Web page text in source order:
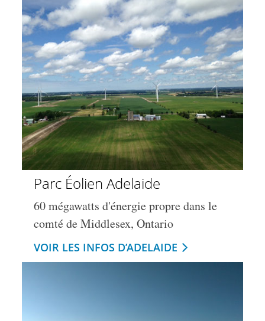
Parc Éolien Adelaide
60 mégawatts d'énergie propre dans le
comté de Middlesex, Ontario
VOIR LES INFOS D’ADELAIDE